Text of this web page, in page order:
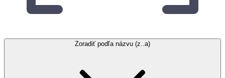
Zoradiť podľa názvu (z..a)